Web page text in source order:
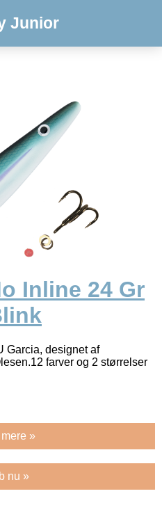
Junior
Inline 24 Gr
Garcia, designet af
farver og 2 størrelser
»
nu »